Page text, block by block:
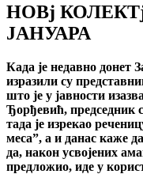
НОВj
ЈАНУАРА
Када jе недавно донет
изразили су
што jе у jавности
Ђорђевић, председник
тада jе изрекао
меса”, а и данас каже
да, након усвоjених
предложио, иде у